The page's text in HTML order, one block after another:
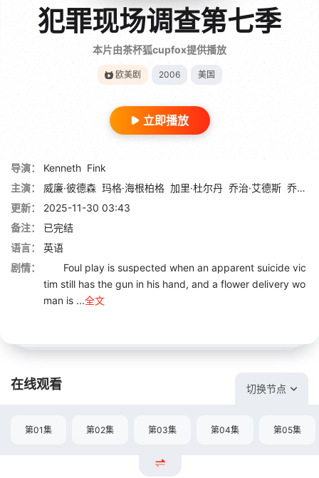
犯罪现场调查第七季
本片由茶杯狐cupfox提供播放
欧美剧 2006 美国
立即播放
导演： Kenneth Fink
主演：
威廉·彼德森 玛格·海根柏格 加里·杜尔丹 乔治·艾德斯 乔雅·福克斯
更新：
2025-11-30 03:43
备注：
已完结
语言：
英语
剧情：
Foul play is suspected when an apparent suicide vic
tim still has the gun in his hand, and a flower delivery wo
man is ...全文
在线观看 切换节点
第01集 第02集 第03集 第04集 第05集